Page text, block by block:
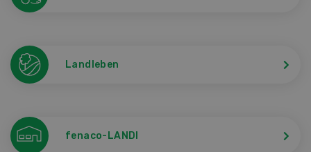
Landleben
fenaco-LANDI